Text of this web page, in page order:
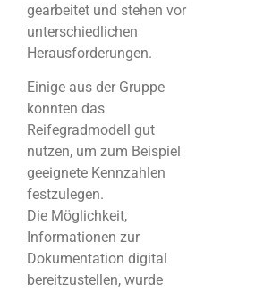
gearbeitet und stehen vor
unterschiedlichen
Herausforderungen.
Einige aus der Gruppe
konnten das
Reifegradmodell gut
nutzen, um zum Beispiel
geeignete Kennzahlen
festzulegen.
Die Möglichkeit,
Informationen zur
Dokumentation digital
bereitzustellen, wurde